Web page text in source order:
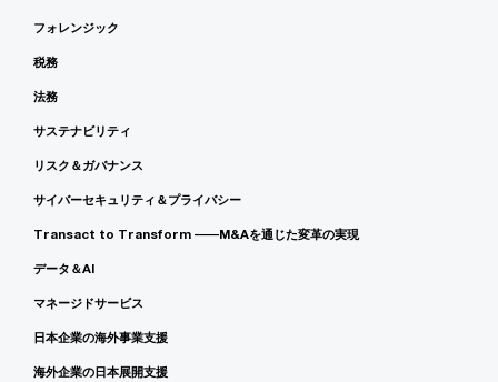
フォレンジック
税務
法務
サステナビリティ
リスク＆ガバナンス
サイバーセキュリティ＆プライバシー
Transact to Transform ――M&Aを通じた変革の実現
データ＆AI
マネージドサービス
日本企業の海外事業支援
海外企業の日本展開支援